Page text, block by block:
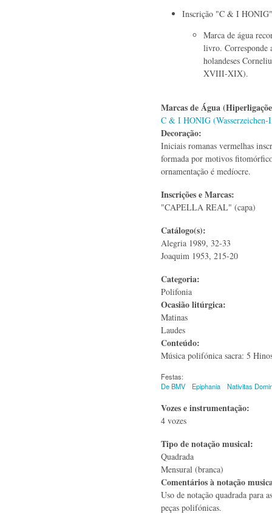
Inscrição "C & I
Marca de água
livro. Corresponde
holandeses
XVIII-XIX).
Marcas de Água
C & I HONIG (Wasserzeichen-
Decoração:
Iniciais romanas vermelhas
formada por motivos
ornamentação é medíocre.
Inscrições e Marcas:
"CAPELLA REAL" (capa)
Catálogo(s):
Alegria 1989, 32-33
Joaquim 1953, 215-20
Categoria:
Polifonia
Ocasião litúrgica:
Matinas
Laudes
Conteúdo:
Música polifónica sacra: 5
Festas:
De BMV
Epiphania Nativitas
Vozes e instrumentação:
4 vozes
Tipo de notação musical:
Quadrada
Mensural (branca)
Comentários à notação
Uso de notação quadrada para
peças polifónicas.